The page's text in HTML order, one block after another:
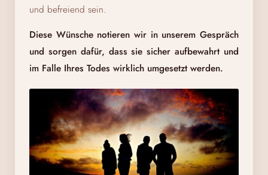
und befreiend sein.
Diese Wünsche notieren wir in unserem Gespräch
und sorgen dafür, dass sie sicher aufbewahrt und
im Falle Ihres Todes wirklich umgesetzt werden.